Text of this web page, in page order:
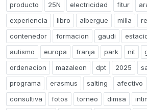
producto
25N electricidad fitur
experiencia
libro albergue milla
contenedor
formacion gaudi
autismo
europa franja park nit
ordenacion
mazaleon dpt 2025
programa
erasmus salting afectivo
consultiva
fotos torneo dimsa